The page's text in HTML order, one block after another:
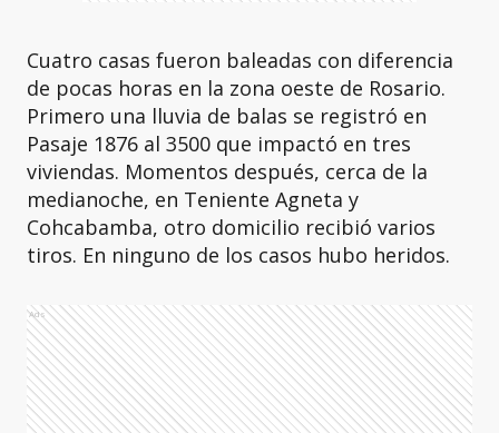
Cuatro casas fueron baleadas con diferencia
de pocas horas en la zona oeste de Rosario.
Primero una lluvia de balas se registró en
Pasaje 1876 al 3500 que impactó en tres
viviendas. Momentos después, cerca de la
medianoche, en Teniente Agneta y
Cohcabamba, otro domicilio recibió varios
tiros. En ninguno de los casos hubo heridos.
Ads